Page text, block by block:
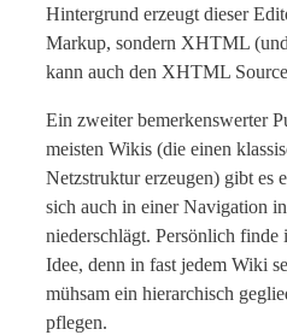
Hintergrund erzeugt dieser
Markup, sondern XHTML
kann auch den XHTML
Ein zweiter bemerkenswerter
meisten Wikis (die einen
Netzstruktur erzeugen) gibt es
sich auch in einer Navigation
niederschlägt. Persönlich finde
Idee, denn in fast jedem Wiki
mühsam ein hierarchisch
pflegen.